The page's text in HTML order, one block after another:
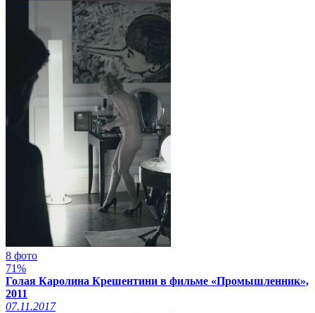
8 фото
71%
Голая Каролина Крешентини в фильме «Промышленник»,
2011
07.11.2017